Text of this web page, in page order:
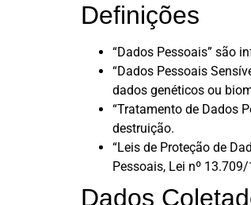
Definições
“Dados Pessoais” são
“Dados Pessoais
dados genéticos ou
“Tratamento de Dados
destruição.
“Leis de Proteção de
Pessoais, Lei nº
Dados